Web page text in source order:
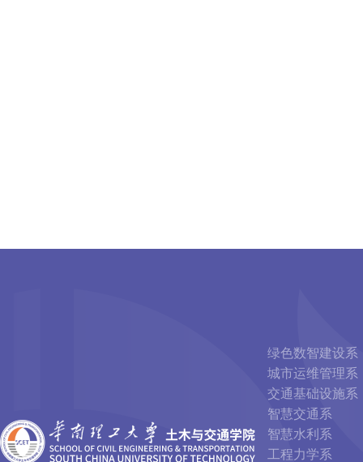
绿色数智建设系
城市运维管理系
交通基础设施系
智慧交通系
智慧水利系
工程力学系